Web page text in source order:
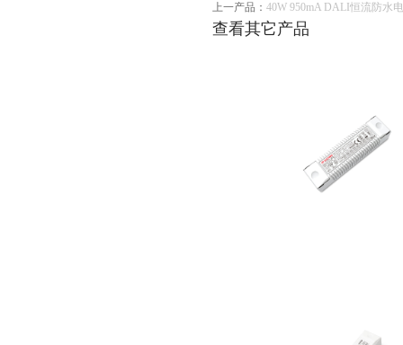
上一产品： 40W 950mA DALI恒流防水
查看其它产品